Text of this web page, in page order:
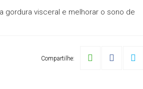
gordura visceral e melhorar o sono de
Compartilhe: